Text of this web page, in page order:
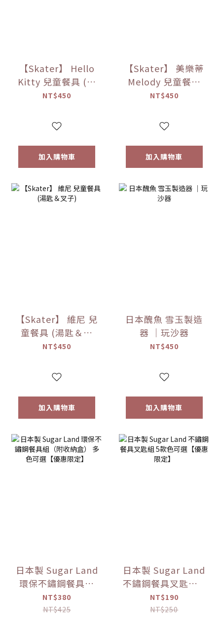
【Skater】 Hello
Kitty 兒童餐具 (湯
匙＆叉子)
NT$450
加入購物車
【Skater】 美樂蒂
Melody 兒童餐具
(湯匙＆叉子)
NT$450
加入購物車
【Skater】 維尼 兒
童餐具 (湯匙＆叉
子)
NT$450
加入購物車
日本醜魚 雪玉製造
器 ｜玩沙器
NT$450
加入購物車
日本製 Sugar Land
環保不鏽鋼餐具組
（附收納盒） 多色
可選【優惠限定】
NT$380
NT$425
日本製 Sugar Land
不鏽鋼餐具叉匙組 5
款色可選【優惠限
定】
NT$190
NT$250